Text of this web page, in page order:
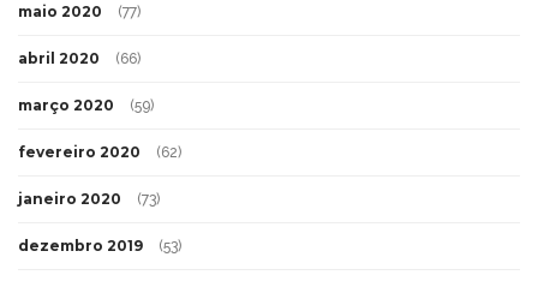
maio 2020 (77)
abril 2020 (66)
março 2020 (59)
fevereiro 2020 (62)
janeiro 2020 (73)
dezembro 2019 (53)